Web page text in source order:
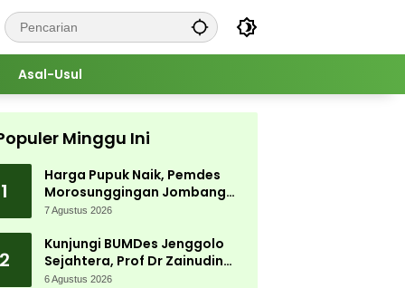
Asal-Usul
Minggu Ini
1
Harga Pupuk Naik, Pemdes
Morosunggingan Jombang
Cari Solusi Lewat Kajian
7 Agustus 2026
2
Kunjungi BUMDes Jenggolo
Sejahtera, Prof Dr Zainudin
Maliki: Kita Wujudkan
6 Agustus 2026